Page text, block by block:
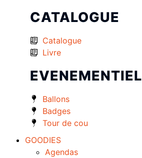
CATALOGUE
Catalogue
Livre
EVENEMENTIEL
Ballons
Badges
Tour de cou
GOODIES
Agendas